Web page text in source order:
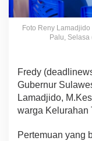
Foto Reny
Palu,
Fredy
Gubernur
Lamadjido,
warga Kelurahan
Pertemuan yang